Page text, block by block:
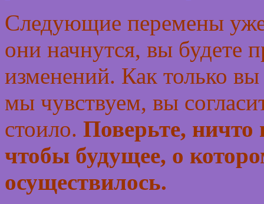
Следующие перемены уже
они начнутся, вы будете
изменений. Как только вы
мы чувствуем, вы
стоило. Поверьте, ничто
чтобы будущее, о
осуществилось.